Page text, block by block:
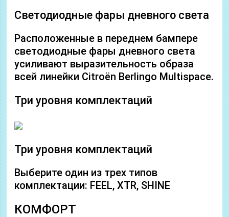
Светодиодные фары дневного света
Расположенные в переднем бампере
светодиодные фары дневного света
усиливают выразительность образа
всей линейки Citroёn Berlingo Multispace.
Три уровня комплектаций
Три уровня комплектаций
Выберите один из трех типов
комплектации: FEEL, XTR, SHINE
КОМФОРТ